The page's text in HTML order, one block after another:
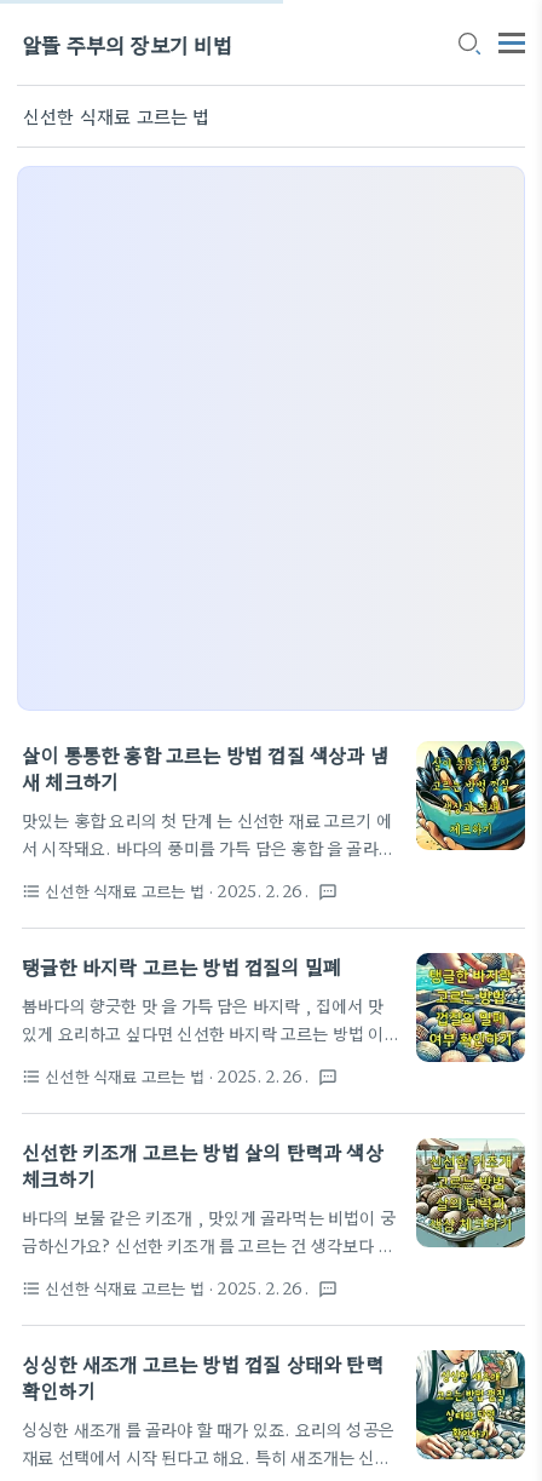
알뜰 주부의 장보기 비법
신선한 식재료 고르는 법
살이 통통한 홍합 고르는 방법 껍질 색상과 냄
새 체크하기
맛있는 홍합 요리의 첫 단계 는 신선한 재료 고르기 에
서 시작돼요. 바다의 풍미를 가득 담은 홍합 을 골라내
함께 통통하고 싱싱한 홍합을 고르는 비법 을 알아볼
거예요. 껍질 색상부터 냄새, 그리고 모양까지 꼼꼼히
체크 하면 요리의 성공 확률은 확 높아질 거예요. 집에
께 배워볼까요? 신선한 홍합의 외관적 특징 확인하기
홍합을 고를 때 외관은 신선도를 판단하는 가장 중요
한 기준 중 하나 예요. 전문 수산물 상인들도 먼저 보
답니다.홍합 껍질의 색상먼저, 껍질의 색상에..
format_list_bulleted 신선한 식재료 고르는 법 · 2025. 2. 26. textsms
탱글한 바지락 고르는 방법 껍질의 밀폐
봄바다의 향긋한 맛 을 가득 담은 바지락 , 집에서 맛
있게 요리하고 싶다면 신선한 바지락 고르는 방법 이
마트나 시장에서 바지락 고르는 눈높이가 달라질 거예
요. 깨끗하고 탱글탱글한 바지락을 고르는 작은 팁들 ,
지금 바로 알려드릴게요. 신선도를 판단하는 시각적
체크포인트바지락을 고를 때 눈으로 보고 신선도를 판
말하는 첫 번째 기준이 바로 시각적 체크포인트 거든
요!껍질 상태 확인먼저, 바지락의 껍질 상태를 꼭 확인
해야 해요. 건강하고 신선한 바지락은 껍질이 단단하
..
format_list_bulleted 신선한 식재료 고르는 법 · 2025. 2. 26. textsms
신선한 키조개 고르는 방법 살의 탄력과 색상
체크하기
바다의 보물 같은 키조개 , 맛있게 골라먹는 비법이 궁
금하신가요? 신선한 키조개 를 고르는 건 생각보다 섬
꿀팁 으로 완벽한 키조개 고르는 방법을 알려드릴 거
예요. 탄력 있고 윤기 나는 키조개 를 고르는 작은 비
결, 지금부터 함께 알아볼까요? 생선 시장이나 마트에
서 헤매지 말고 자신있게 최고의 키조개를 고르는 노
계 업그레이드 시켜줄 그 비법 , 지금 바로 확인해보세
요! 신선도를 판단하는 핵심 포인트 키조개 를 고를
format_list_bulleted 신선한 식재료 고르는 법 · 2025. 2. 26. textsms
싱싱한 새조개 고르는 방법 껍질 상태와 탄력
확인하기
싱싱한 새조개 를 골라야 할 때가 있죠. 요리의 성공은
재료 선택에서 시작 된다고 해요. 특히 새조개는 신선